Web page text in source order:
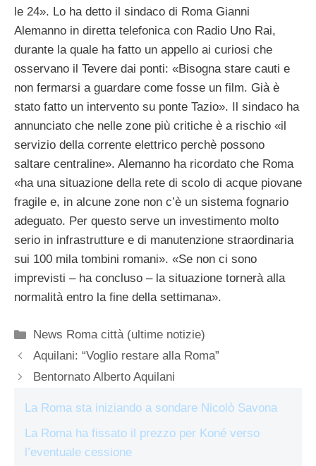
le 24». Lo ha detto il sindaco di Roma Gianni
Alemanno in diretta telefonica con Radio Uno Rai,
durante la quale ha fatto un appello ai curiosi che
osservano il Tevere dai ponti: «Bisogna stare cauti e
non fermarsi a guardare come fosse un film. Già è
stato fatto un intervento su ponte Tazio». Il sindaco ha
annunciato che nelle zone più critiche è a rischio «il
servizio della corrente elettrico perchè possono
saltare centraline». Alemanno ha ricordato che Roma
«ha una situazione della rete di scolo di acque piovane
fragile e, in alcune zone non c’è un sistema fognario
adeguato. Per questo serve un investimento molto
serio in infrastrutture e di manutenzione straordinaria
sui 100 mila tombini romani». «Se non ci sono
imprevisti – ha concluso – la situazione tornerà alla
normalità entro la fine della settimana».
Categorie
News Roma città (ultime notizie)
Aquilani: “Voglio restare alla Roma”
Bentornato Alberto Aquilani
La Roma sta iniziando a sondare Nicolò Savona
La Roma ha fissato il prezzo per Koné verso
l’eventuale cessione